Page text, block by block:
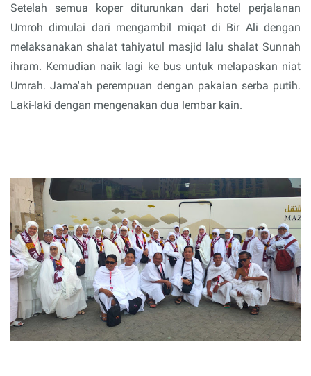
Setelah semua koper diturunkan dari hotel perjalanan
Umroh dimulai dari mengambil miqat di Bir Ali dengan
melaksanakan shalat tahiyatul masjid lalu shalat Sunnah
ihram. Kemudian naik lagi ke bus untuk melapaskan niat
Umrah. Jama'ah perempuan dengan pakaian serba putih.
Laki-laki dengan mengenakan dua lembar kain.